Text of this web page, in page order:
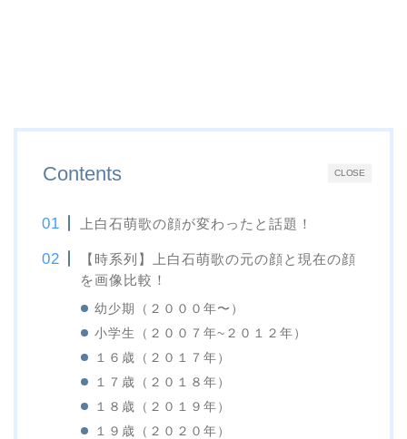
CLOSE
Contents
上白石萌歌の顔が変わったと話題！
【時系列】上白石萌歌の元の顔と現在の顔
を画像比較！
幼少期（２０００年〜）
小学生（２００７年~２０１２年）
１６歳（２０１７年）
１７歳（２０１８年）
１８歳（２０１９年）
１９歳（２０２０年）